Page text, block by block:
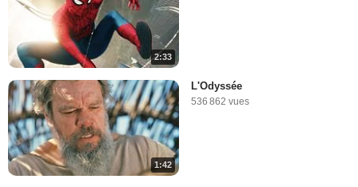
2:33
1:42
L'Odyssée
536 862 vues